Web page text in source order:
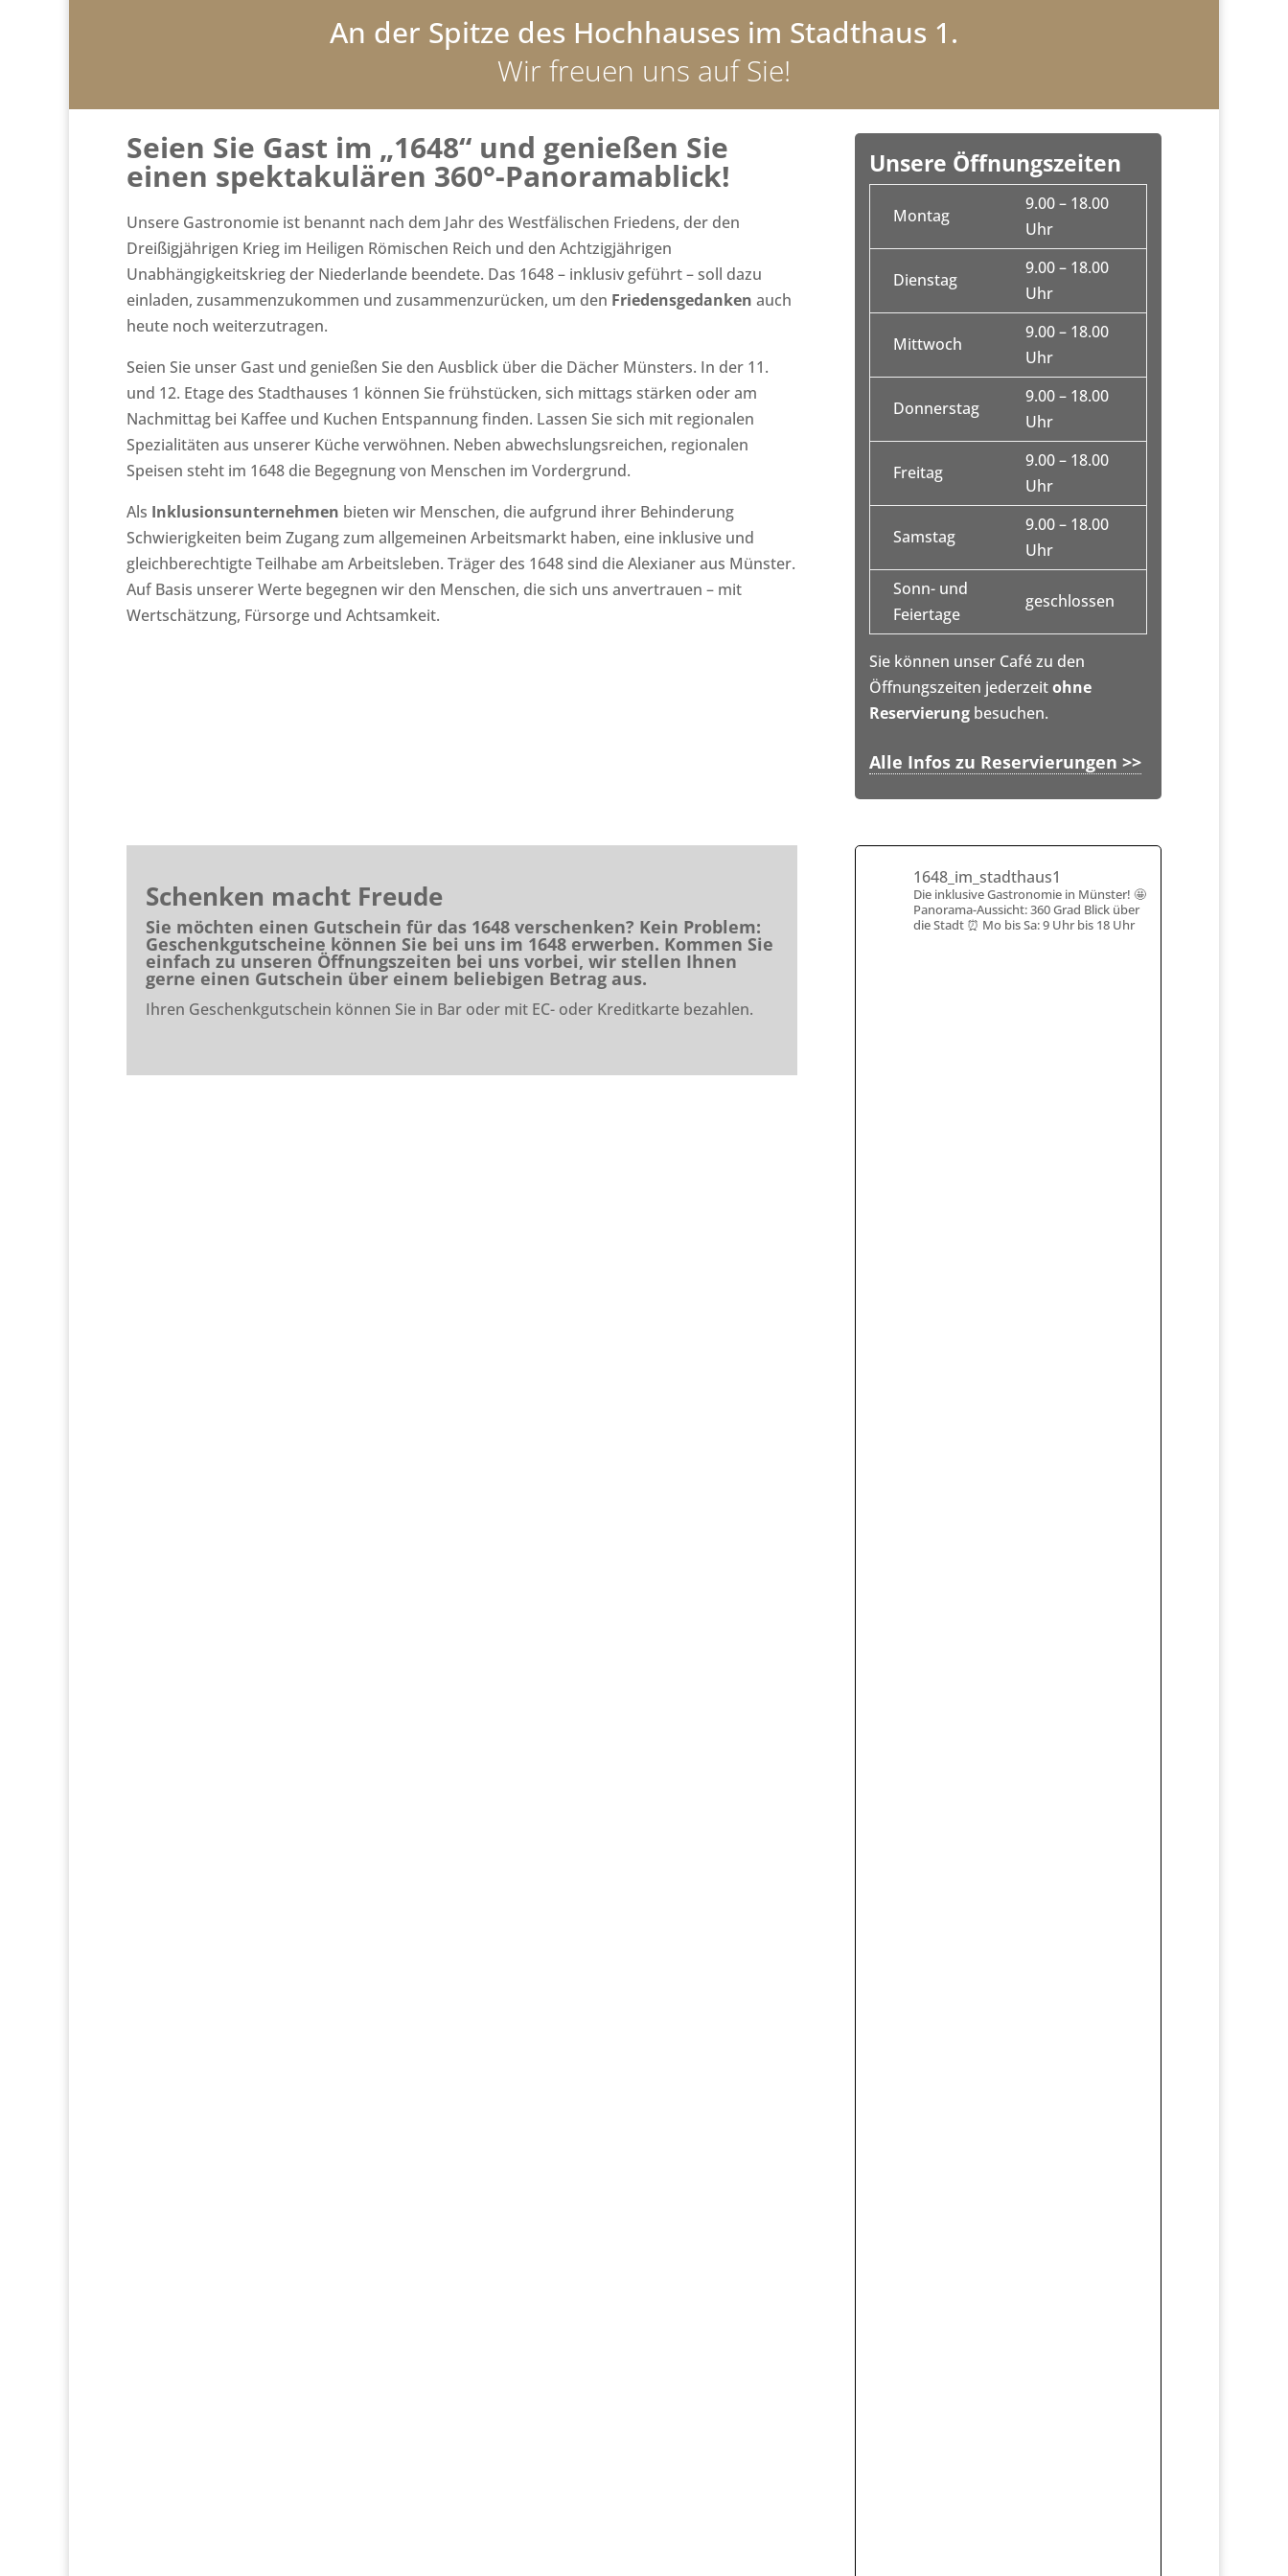
An der Spitze des Hochhauses im Stadthaus 1.
Wir freuen uns auf Sie!
Seien Sie Gast im „1648“ und genießen Sie
einen spektakulären 360°-Panoramablick!
Unsere Gastronomie ist benannt nach dem Jahr des Westfälischen Friedens, der den
Dreißigjährigen Krieg im Heiligen Römischen Reich und den Achtzigjährigen
Unabhängigkeitskrieg der Niederlande beendete. Das 1648 – inklusiv geführt – soll dazu
einladen, zusammenzukommen und zusammen­zurücken, um den Friedensgedanken auch
heute noch weiterzutragen.
Seien Sie unser Gast und genießen Sie den Ausblick über die Dächer Münsters. In der 11.
und 12. Etage des Stadthauses 1 können Sie frühstücken, sich mittags stärken oder am
Nachmittag bei Kaffee und Kuchen Entspannung finden. Lassen Sie sich mit regionalen
Spezialitäten aus unserer Küche verwöhnen. Neben abwechslungsreichen, regionalen
Speisen steht im 1648 die Begegnung von Menschen im Vordergrund.
Als Inklusionsunternehmen bieten wir Menschen, die aufgrund ihrer Behinderung
Schwierigkeiten beim Zugang zum allgemeinen Arbeitsmarkt haben, eine inklusive und
gleichberechtigte Teilhabe am Arbeitsleben. Träger des 1648 sind die Alexianer aus Münster.
Auf Basis unserer Werte begegnen wir den Menschen, die sich uns anvertrauen – mit
Wertschätzung, Fürsorge und Achtsamkeit.
Unsere Öffnungszeiten
Montag
9.00 – 18.00
Uhr
Dienstag
9.00 – 18.00
Uhr
Mittwoch
9.00 – 18.00
Uhr
Donnerstag
9.00 – 18.00
Uhr
Freitag
9.00 – 18.00
Uhr
Samstag
9.00 – 18.00
Uhr
Sonn- und
Feiertage
geschlossen
Sie können unser Café zu den
Öffnungszeiten jederzeitohne
Reservierungbesuchen.
Alle Infos zu Reservierungen >>
Schenken macht Freude
Sie möchten einen Gutschein für das 1648 verschenken? Kein Problem:
Geschenkgutscheine können Sie bei uns im 1648 erwerben. Kommen Sie
einfach zu unseren Öffnungszeiten bei uns vorbei, wir stellen Ihnen
gerne einen Gutschein über einem beliebigen Betrag aus.
Ihren Geschenkgutschein können Sie in Bar oder mit EC- oder Kreditkarte bezahlen.
1648_im_stadthaus1
Die inklusive Gastronomie in Münster! 🤩
Panorama-Aussicht: 360 Grad Blick über
die Stadt⏰ Mo bis Sa: 9 Uhr bis 18 Uhr